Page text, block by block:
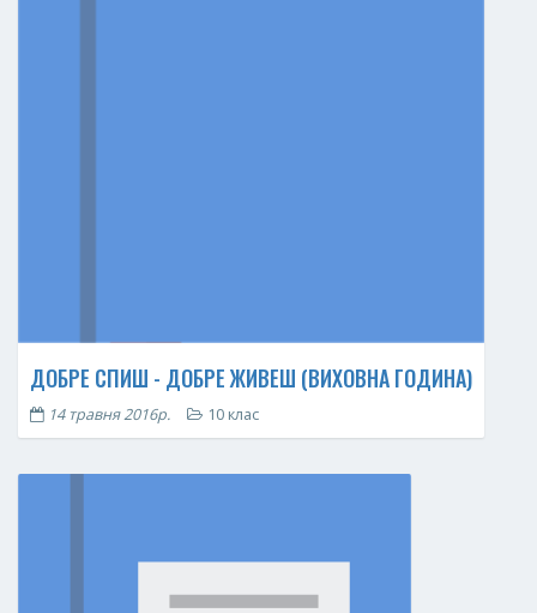
ДОБРЕ СПИШ - ДОБРЕ ЖИВЕШ (ВИХОВНА ГОДИНА)
14 травня 2016р. 10 клас